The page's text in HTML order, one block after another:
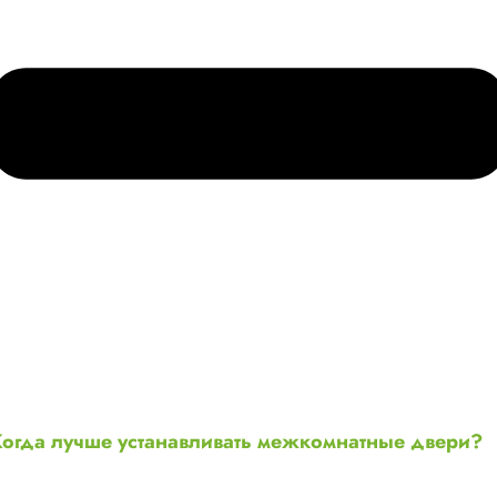
лучше устанавливать межкомнатные двери?